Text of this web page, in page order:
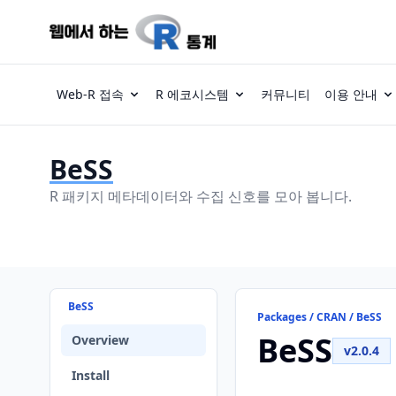
Web-R 접속 R 에코시스템 커뮤니티 이용 안내
BeSS
R 패키지 메타데이터와 수집 신호를 모아 봅니다.
BeSS
Overview
Install
Packages / CRAN / BeSS
BeSS v2.0.4